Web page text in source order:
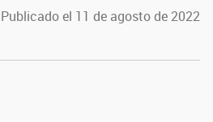
Publicado el 11 de agosto de 2022